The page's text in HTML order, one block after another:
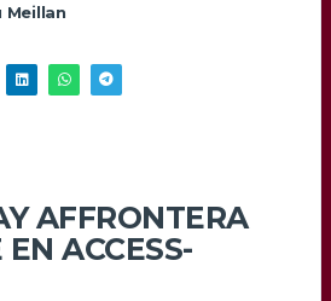
Meillan
AFFRONTERA
ACCESS-